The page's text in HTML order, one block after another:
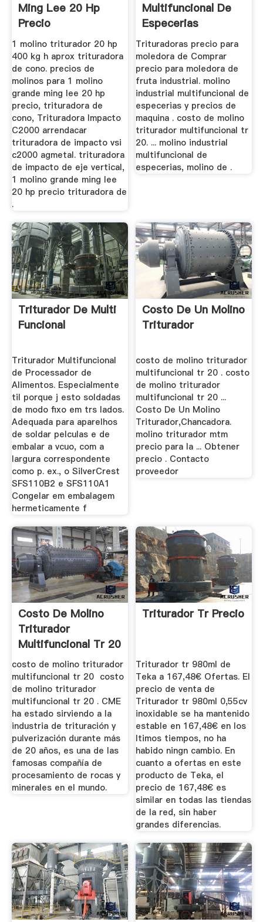
Ming Lee 20 Hp
Precio
1 molino triturador 20 hp
400 kg h aprox trituradora
de cono. precios de
molinos para 1 molino
grande ming lee 20 hp
precio, trituradora de
cono, Trituradora Impacto
C2000 arrendacar
trituradora de impacto vsi
c2000 agmetal. trituradora
de impacto de eje vertical,
1 molino grande ming lee
20 hp precio trituradora de
.
Multifuncional De
Especerias
Trituradoras precio para
moledora de Comprar
precio para moledora de
fruta industrial. molino
industrial multifuncional de
especerias y precios de
maquina . costo de molino
triturador multifuncional tr
20. ... molino industrial
multifuncional de
especerias, molino de .
Triturador De Multi
Funcional
Triturador Multifuncional
de Processador de
Alimentos. Especialmente
til porque j esto soldadas
de modo fixo em trs lados.
Adequada para aparelhos
de soldar pelculas e de
embalar a vcuo, com a
largura correspondente
como p. ex., o SilverCrest
SFS110B2 e SFS110A1
Congelar em embalagem
hermeticamente f
Costo De Un Molino
Triturador
costo de molino triturador
multifuncional tr 20 . costo
de molino triturador
multifuncional tr 20 ...
Costo De Un Molino
Triturador,Chancadora.
molino triturador mtm
precio para la ... Obtener
precio . Contacto
proveedor
Costo De Molino
Triturador
Multifuncional Tr 20
costo de molino triturador
multifuncional tr 20 costo
de molino triturador
multifuncional tr 20 . CME
ha estado sirviendo a la
industria de trituración y
pulverización durante más
de 20 años, es una de las
famosas compañía de
procesamiento de rocas y
minerales en el mundo.
Triturador Tr Precio
Triturador tr 980ml de
Teka a 167,48€ Ofertas. El
precio de venta de
Triturador tr 980ml 0,55cv
inoxidable se ha mantenido
estable en 167,48€ en los
ltimos tiempos, no ha
habido ningn cambio. En
cuanto a ofertas en este
producto de Teka, el
precio de 167,48€ es
similar en todas las tiendas
de la red, sin haber
grandes diferencias.